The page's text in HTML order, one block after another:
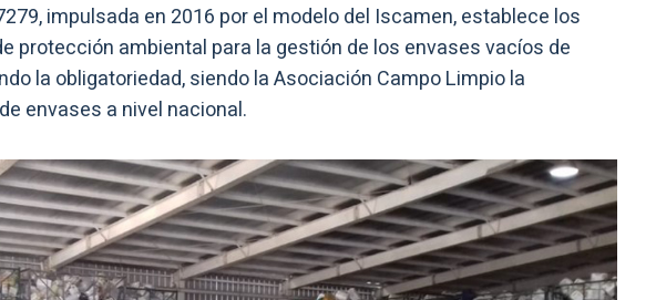
impulsada en 2016 por el modelo del Iscamen, establece los
protección ambiental para la gestión de los envases vacíos de
la obligatoriedad, siendo la Asociación Campo Limpio la
envases a nivel nacional.